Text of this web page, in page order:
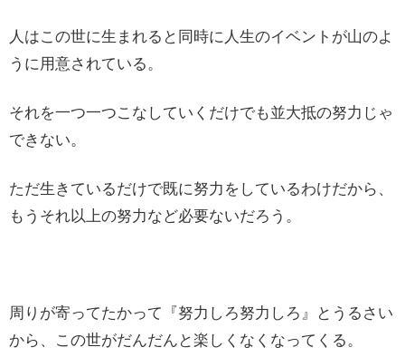
人はこの世に生まれると同時に人生のイベントが山のよ
うに用意されている。
それを一つ一つこなしていくだけでも並大抵の努力じゃ
できない。
ただ生きているだけで既に努力をしているわけだから、
もうそれ以上の努力など必要ないだろう。
周りが寄ってたかって『努力しろ努力しろ』とうるさい
から、この世がだんだんと楽しくなくなってくる。